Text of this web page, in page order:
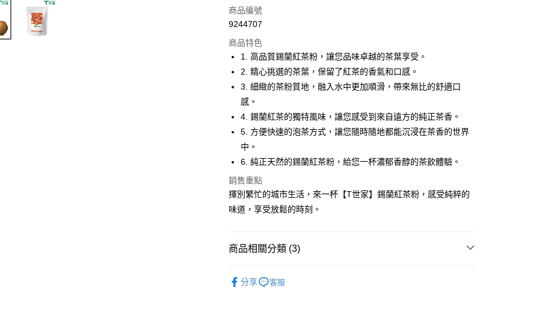
信用卡一次付款
3 期 0 利率 每期NT$66
合作金庫商業銀行
第一商業銀行
華南商業銀行
彰化商業銀行
國泰世華商業銀行
臺灣中小企業銀行
台中商業銀行
匯豐（台灣）商業銀行
華泰商業銀行
聯邦商業銀行
元大商業銀行
永豐商業銀行
台新國際商業銀行
台灣樂天信用卡公司
LINE Pay
運送方式
台灣本島
離島（澎湖、金門、馬祖、小琉球、綠島、蘭嶼）
每筆NT$300
商品編號
9244707
商品特色
1. 高品質錫蘭紅茶粉，讓您品味卓越的茶葉享受。
2. 精心挑選的茶葉，保留了紅茶的香氣和口感。
3. 細緻的茶粉質地，融入水中更加順滑，帶來無比的舒適口
感。
4. 錫蘭紅茶的獨特風味，讓您感受到來自遠方的純正茶香。
5. 方便快速的泡茶方式，讓您隨時隨地都能沉浸在茶香的世界
中。
6. 純正天然的錫蘭紅茶粉，給您一杯濃郁香醇的茶飲體驗。
銷售重點
揮別繁忙的城市生活，來一杯【T世家】錫蘭紅茶粉，感受純粹的
味道，享受放鬆的時刻。
商品相關分類 (3)
分享 客服